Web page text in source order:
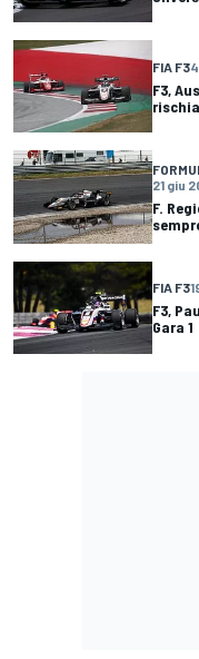
FIA F3
F3,
21 giu
F.
FIA F3
F3,
Gara 1